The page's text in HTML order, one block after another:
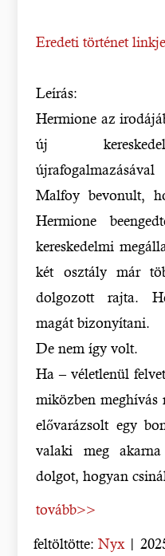
Eredeti történet linkje
Leírás:
Hermione az
új
Malfoy bevonult,
Hermione
kereskedelmi
két osztály már
dolgozott rajta.
magát bizonyítani.
De nem így volt.
Ha – véletlenül
miközben meghívás
elővarázsolt egy
valaki meg
dolgot, hogyan
tovább>>
feltöltötte:Nyx |